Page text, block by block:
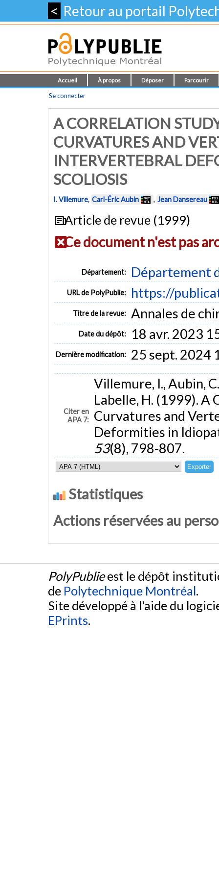
< Retour au portail
Accueil À propos Déposer Parcourir
Se connecter
A CORRELATION
CURVATURES AND
INTERVERTEBRAL
SCOLIOSIS
I. Villemure, Carl-Éric Aubin , Jean Dansereau
Article de revue (1999)
Ce document n'est pas
Département: Département
URL de PolyPublie: https://
Titre de la revue: Annales de
Date du dépôt: 18 avr. 2023
Dernière modification: 25 sept. 2024
Citer en
APA 7:
Villemure, I., Aubin,
Labelle, H. (1999).
Curvatures and
Deformities in
53(8), 798-807.
Statistiques
Actions réservées au
PolyPublieest le dépôt
de Polytechnique Montréal.
Site développé à l'aide du
EPrints.